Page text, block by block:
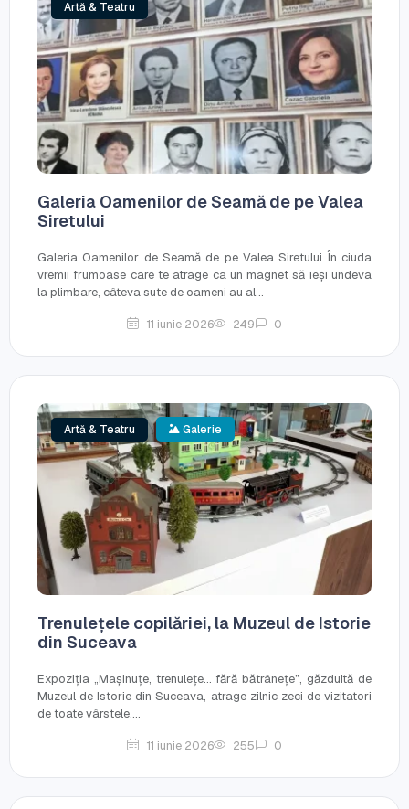
Artă & Teatru
Galeria Oamenilor de Seamă de pe Valea
Siretului
Galeria Oamenilor de Seamă de pe Valea Siretului În ciuda
vremii frumoase care te atrage ca un magnet să ieși undeva
la plimbare, câteva sute de oameni au al...
11 iunie 2026 249 0
Artă & Teatru Galerie
Trenulețele copilăriei, la Muzeul de Istorie
din Suceava
Expoziția „Mașinuțe, trenulețe... fără bătrânețe”, găzduită de
Muzeul de Istorie din Suceava, atrage zilnic zeci de vizitatori
de toate vârstele....
11 iunie 2026 255 0